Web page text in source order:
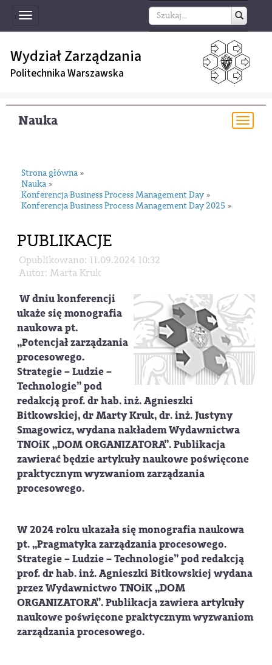
Toggle
navigation
Wydział Zarządzania
Politechnika Warszawska
Nauka
Strona główna »
Nauka »
Konferencja Business Process Management Day »
Konferencja Business Process Management Day 2025 »
PUBLIKACJE
Opublikowano: 11.09.2024 10:32
Autor: Marta Kruk
W dniu konferencji
ukaże się monografia
naukowa pt.
„Potencjał zarządzania
procesowego.
Strategie – Ludzie –
Technologie”pod
redakcją prof. dr hab. inż. Agnieszki
Bitkowskiej, dr Marty Kruk, dr. inż. Justyny
Smagowicz, wydana nakładem Wydawnictwa
TNOiK „DOM ORGANIZATORA”. Publikacja
zawierać będzie artykuły naukowe poświęcone
praktycznym wyzwaniom zarządzania
procesowego.
W 2024 roku ukazała się monografia naukowa
pt.„Pragmatyka zarządzania procesowego.
Strategie – Ludzie – Technologie”pod redakcją
prof. dr hab. inż. Agnieszki Bitkowskiej wydana
przez Wydawnictwo TNOiK „DOM
ORGANIZATORA”. Publikacja zawiera artykuły
naukowe poświęcone praktycznym wyzwaniom
zarządzania procesowego.